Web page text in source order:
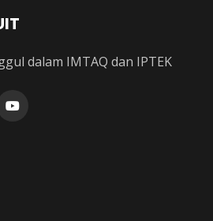
dalam IMTAQ dan IPTEK